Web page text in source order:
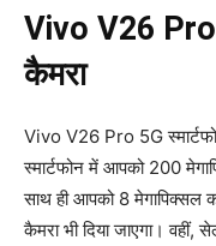
Vivo V26 Pro
कैमरा
Vivo V26 Pro 5G
स्मार्टफोन में आपको 200
साथ ही आपको 8 मेगापिक्सल
कैमरा भी दिया जाएगा। वहीं,